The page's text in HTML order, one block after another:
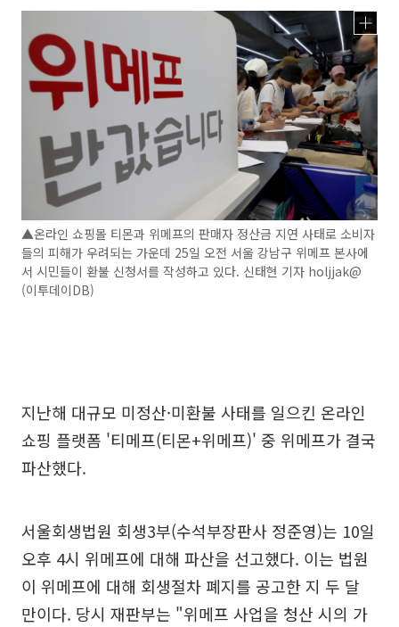
▲온라인 쇼핑몰 티몬과 위메프의 판매자 정산금 지연 사태로 소비자
들의 피해가 우려되는 가운데 25일 오전 서울 강남구 위메프 본사에
서 시민들이 환불 신청서를 작성하고 있다. 신태현 기자 holjjak@
(이투데이DB)
지난해 대규모 미정산·미환불 사태를 일으킨 온라인
쇼핑 플랫폼 '티메프(티몬+위메프)' 중 위메프가 결국
파산했다.
서울회생법원 회생3부(수석부장판사 정준영)는 10일
오후 4시 위메프에 대해 파산을 선고했다. 이는 법원
이 위메프에 대해 회생절차 폐지를 공고한 지 두 달
만이다. 당시 재판부는 "위메프 사업을 청산 시의 가